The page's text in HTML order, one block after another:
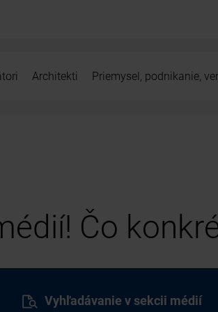
Architekti Priemysel, podnikanie,
Čo
Vyhľadávanie v sekcii médií